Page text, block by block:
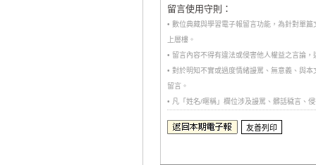
留言使用守則：
• 數位典藏與學習電子報留言功能，為針對單
上層樓。
• 留言內容不得有違法或侵害他人權益之言論
• 對於明知不實或過度情緒謾罵、無意義、與
留言。
• 凡「姓名/暱稱」欄位涉及謾罵、髒話穢言、